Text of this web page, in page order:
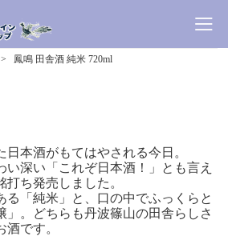
鳳鳴 田舎酒 純米 720ml
本酒がもてはやされる今日。
い深い「これぞ日本酒！」とも言え
ち発売しました。
る「純米」と、口の中でふっくらと
」。どちらも丹波篠山の田舎らしさ
です。